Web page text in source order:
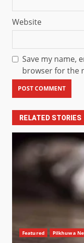
Website
Save my name,
browser for the
RELATED STORIES
Featured Pilkhuwa